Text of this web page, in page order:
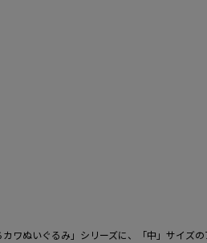
ぬいぐるみ」シリーズに、「中」サイズ